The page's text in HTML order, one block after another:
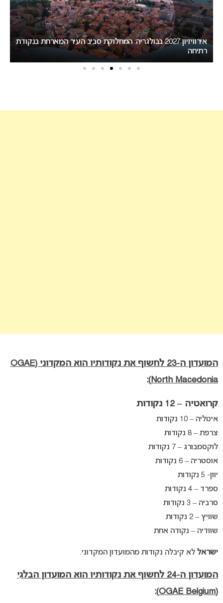
2027 בבולגריה: המחלוקת סביב העיר המארחת בנקודת
המירוץ לאירוויזיון 2027: בורגס בדרך לחטוף לסופיה את האירוח
המועדון ה-23 לחשוף את נקודותיו הוא המקדוני (OGAE
North Macedonia)
:
קרואטיה – 12 נקודות
איטליה – 10 נקודות
צרפת – 8 נקודות
לוקסמבורג – 7 נקודות
אוסטריה – 6 נקודות
יוון- 5 נקודות
ספרד – 4 נקודות
סרביה – 3 נקודות
שוויץ – 2 נקודות
שוודיה – נקודה אחת
ישראל לא קיבלה נקודות מהמועדון המקדוני.
המועדון ה-24 לחשוף את נקודותיו הוא המועדון הבלגי
(OGAE Belgium)
: